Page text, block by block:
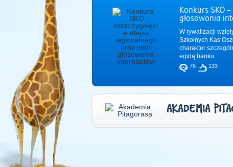
Konkurs SKO
głosowania
W rywalizacji
Szkolnych Kas
charakter
egidą banku.
76 133
AKADEMIA